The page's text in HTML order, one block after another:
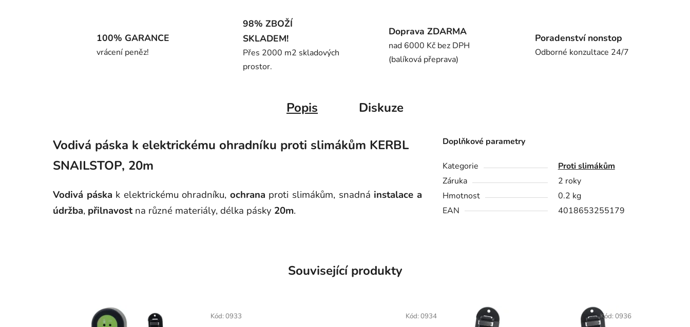
100% GARANCE
vrácení peněz!
98% ZBOŽÍ
SKLADEM!
Přes 2000 m2 skladových
prostor.
Doprava ZDARMA
nad 6000 Kč bez DPH
(balíková přeprava)
Poradenství nonstop
Odborné konzultace 24/7
Popis Diskuze
Vodivá páska k elektrickému ohradníku proti slimákům KERBL
SNAILSTOP, 20m
Vodivá páska k elektrickému ohradníku, ochrana proti slimákům, snadná instalace a
údržba, přilnavostna různé materiály, délka pásky 20m.
Doplňkové parametry
Kategorie
Proti slimákům
Záruka
2 roky
Hmotnost
0.2 kg
EAN
4018653255179
Související produkty
Kód:0933 Kód: 0934 Kód: 0936